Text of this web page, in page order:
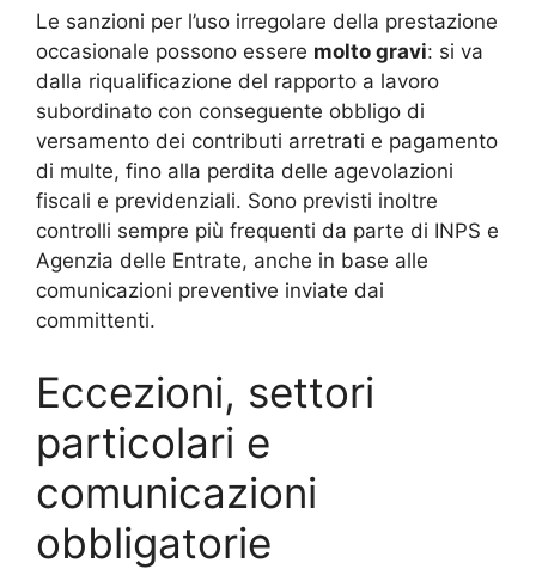
Le sanzioni per l’uso irregolare della prestazione
occasionale possono essere molto gravi: si va
dalla riqualificazione del rapporto a lavoro
subordinato con conseguente obbligo di
versamento dei contributi arretrati e pagamento
di multe, fino alla perdita delle agevolazioni
fiscali e previdenziali. Sono previsti inoltre
controlli sempre più frequenti da parte di INPS e
Agenzia delle Entrate, anche in base alle
comunicazioni preventive inviate dai
committenti.
Eccezioni, settori
particolari e
comunicazioni
obbligatorie